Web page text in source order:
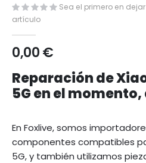
Sea el primero en
artículo
0,00 €
Reparación de
5G en el
En Foxlive, somos
componentes compatibles
5G, y también utilizamos